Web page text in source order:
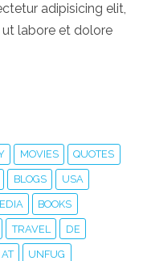
adipisicing elit,
labore et dolore
MOVIES QUOTES
BLOGS USA
BOOKS
TRAVEL DE
AT UNFUG